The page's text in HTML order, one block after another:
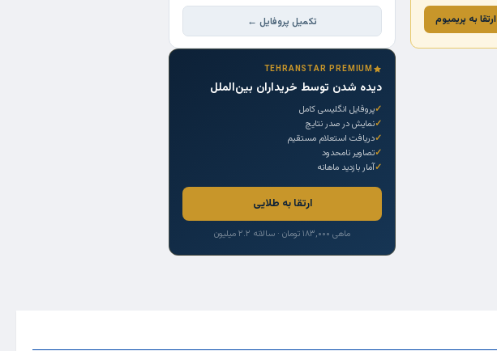
ارتقا به پریمیوم تکمیل پروفایل ←
TEHRANSTAR PREMIUM
دیده شدن توسط خریداران بین‌الملل
پروفایل انگلیسی کامل
نمایش در صدر نتایج
دریافت استعلام مستقیم
تصاویر نامحدود
آمار بازدید ماهانه
ارتقا به طلایی
ماهی ۱۸۳,۰۰۰ تومان · سالانه ۲.۲ میلیون